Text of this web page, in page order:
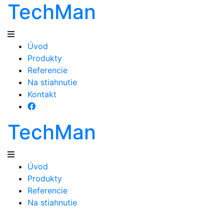
TechMan
Úvod
Produkty
Referencie
Na stiahnutie
Kontakt
TechMan
Úvod
Produkty
Referencie
Na stiahnutie